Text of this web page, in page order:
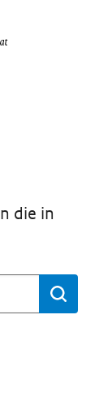
die in